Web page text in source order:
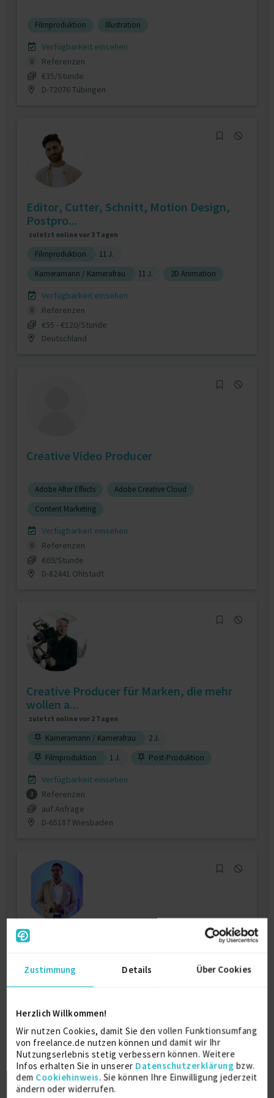
Zustimmung Details Über Cookies
Herzlich Willkommen!
Wir nutzen Cookies, damit Sie den vollen Funktionsumfang
von freelance.de nutzen können und damit wir Ihr
Nutzungserlebnis stetig verbessern können. Weitere
Infos erhalten Sie in unserer Datenschutzerklärung bzw.
dem Cookiehinweis. Sie können Ihre Einwilligung jederzeit
ändern oder widerrufen.
Filmproduktion Illustration
Verfügbarkeit einsehen
0
Referenzen
€35/Stunde
D-72076 Tübingen
Editor, Cutter, Schnitt, Motion Design,
Postpro...
zuletzt online vor 3 Tagen
Filmproduktion
11 J.
Kameramann / Kamerafrau
11 J. 2D Animation
Verfügbarkeit einsehen
0
Referenzen
€55 - €120/Stunde
Deutschland
Creative Video Producer
Adobe After Effects
Adobe Creative Cloud
Content Marketing
Verfügbarkeit einsehen
0
Referenzen
€69/Stunde
D-82441 Ohlstadt
Creative Producer für Marken, die mehr
wollen a...
zuletzt online vor 2 Tagen
Kameramann / Kamerafrau
2 J.
Filmproduktion
1 J. Post-Produktion
Verfügbarkeit einsehen
3
Referenzen
auf Anfrage
D-65187 Wiesbaden
AI Governance, Transformation, GRC &
Auditor 16 J.
Prozessmanagement
16 J.
Verfügbarkeit einsehen
0
Referenzen
auf Anfrage
CH-8158 Regensberg